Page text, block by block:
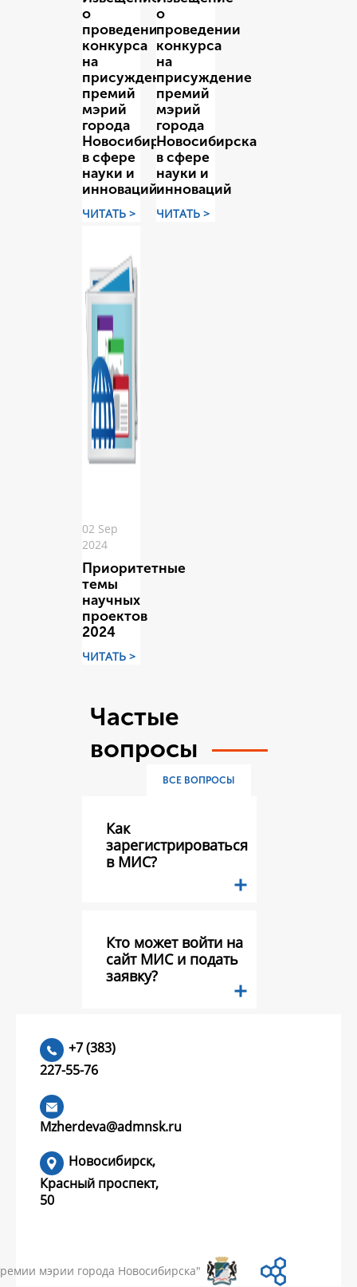
о
проведении
конкурса
на
присуждение
премий
мэрий
города
Новосибирска
в сфере
науки и
инноваций
ЧИТАТЬ >
о
проведении
конкурса
на
присуждение
премий
мэрий
города
Новосибирска
в сфере
науки и
инноваций
ЧИТАТЬ >
02 Sep
2024
Приоритетные
темы
научных
проектов
2024
ЧИТАТЬ >
Частые
вопросы
ВСЕ ВОПРОСЫ
Как
зарегистрироваться
в МИС?
Кто может войти на
сайт МИС и подать
заявку?
Какие документы
+7 (383)
227-55-76
Mzherdeva@admnsk.ru
Новосибирск,
Красный проспект,
50
мэрии города Новосибирска"